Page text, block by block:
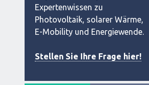
Expertenwissen zu
Photovoltaik, solarer Wärme,
E-Mobility und Energiewende.
Stellen Sie Ihre Frage hier!